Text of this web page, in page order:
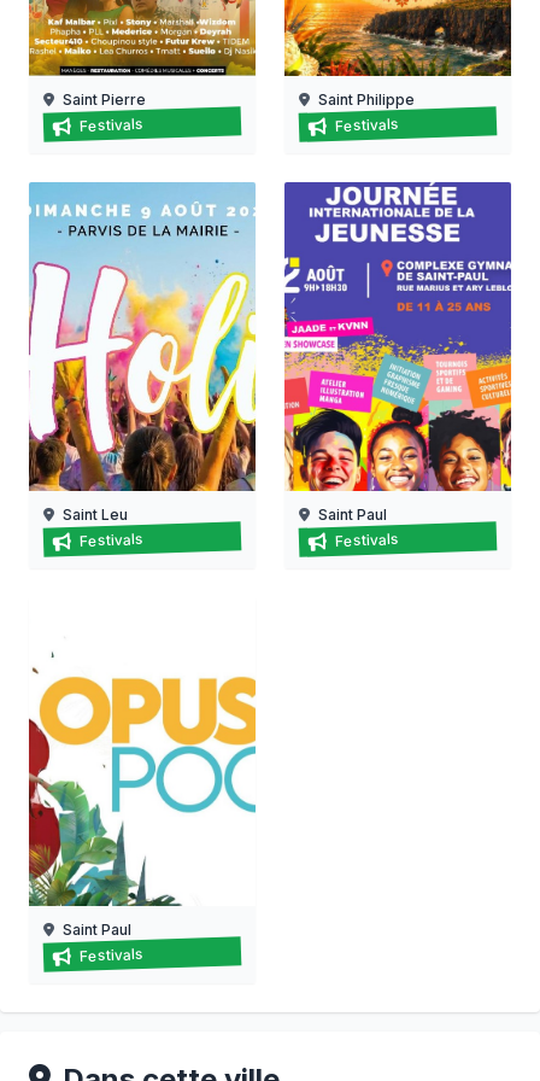
Festi' saint-pierre
07/08/2026 au
Saint Pierre
Festivals Fête du vacoa à saint-
08/08/2026 au
Saint Philippe
Festivals
Leu holi à saint-leu
09/08/2026
Saint Leu
Festivals Journée internationale de
12/08/2026
Saint Paul
Festivals
Festival opus pocus
15/08/2026 au
Saint Paul
Festivals